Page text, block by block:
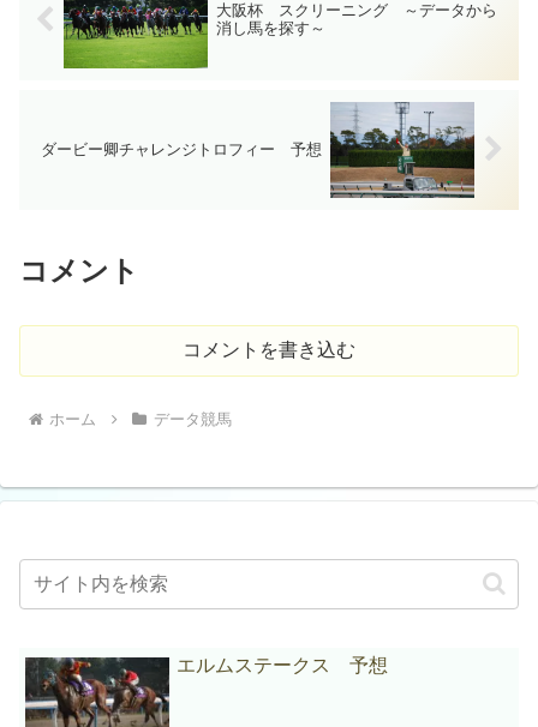
大阪杯 スクリーニング ～データから
消し馬を探す～
ダービー卿チャレンジトロフィー 予想
コメント
コメントを書き込む
ホーム データ競馬
エルムステークス 予想